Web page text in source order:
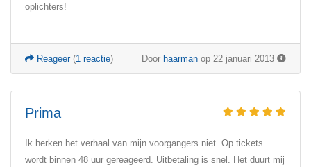
oplichters!
Door haarman op 22 januari 2013
Reageer(1 reactie)
Prima
Ik herken het verhaal van mijn voorgangers niet. Op tickets
wordt binnen 48 uur gereageerd. Uitbetaling is snel. Het duurt mij